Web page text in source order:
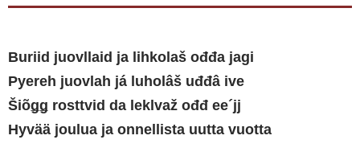
Buriid juovllaid ja lihkolaš ođđa jagi
Pyereh juovlah já luholâš uđđâ ive
Šiõǥǥ rosttvid da leklvaž ođđ ee´jj
Hyvää joulua ja onnellista uutta vuotta